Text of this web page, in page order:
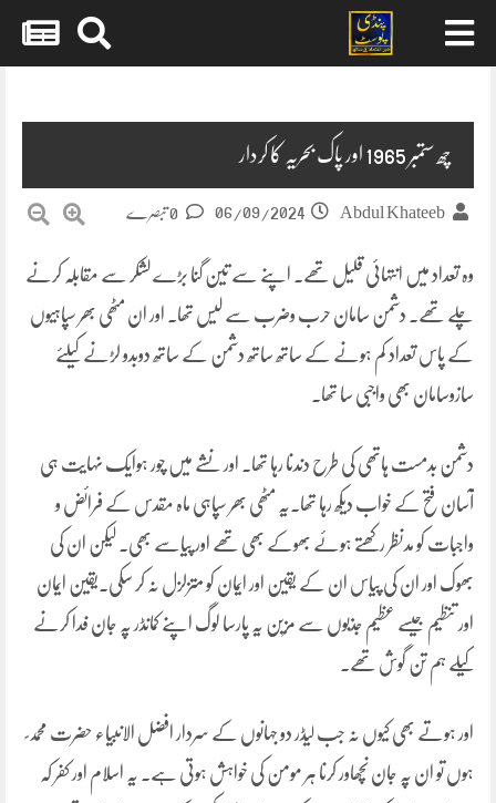
چھ ستمبر 1965 اور پاک بحریہ کا کردار
Abdul Khateeb
06/09/2024
وہ تعداد میں انتہائی قلیل تھے۔ اپنے سے تین گنا بڑے لشکر سے مقابلہ کرنے
چلے تھے۔ دشمن سامان حرب وضرب سے لیس تھا۔ اور ان مٹھی بھر سپاہیوں
کے پاس تعداد کم ہونے کے ساتھ ساتھ دشمن کے ساتھ دوبدو لڑنے کیلئے
سازوسامان بھی واجبی سا تھا۔
دشمن بدمست ہاتھی کی طرح دندنا رہا تھا۔ اور نشے میں چور ہوایک نہایت ہی
آسان فتح کے خواب دیکھ رہا تھا۔یہ مٹھی بھر سپاہی ماہ مقدس کے فرائض و
واجبات کو مدنظر رکھتے ہوئے بھوکے بھی تھے اور پیاسے بھی۔ لیکن ان کی
بھوک اور ان کی پیاس ان کے یقین اور ایمان کو متزلزل نہ کر سکی۔یقین ایمان
اور تنظیم جیسے عظیم جذبوں سے مزین یہ پارسا لوگ اپنے کمانڈر پہ جان فدا کرنے
کیلے ہم تن گوش تھے۔
اور ہوتے بھی کیوں نہ جب لیڈر دو جہانوں کے سردار افضل الانبیاء حضرت محمد ؐ
ہوں تو ان پہ جان نچھاور کرنا ہر مومن کی خواہش ہوتی ہے۔ یہ اسلام اور کفر کہ